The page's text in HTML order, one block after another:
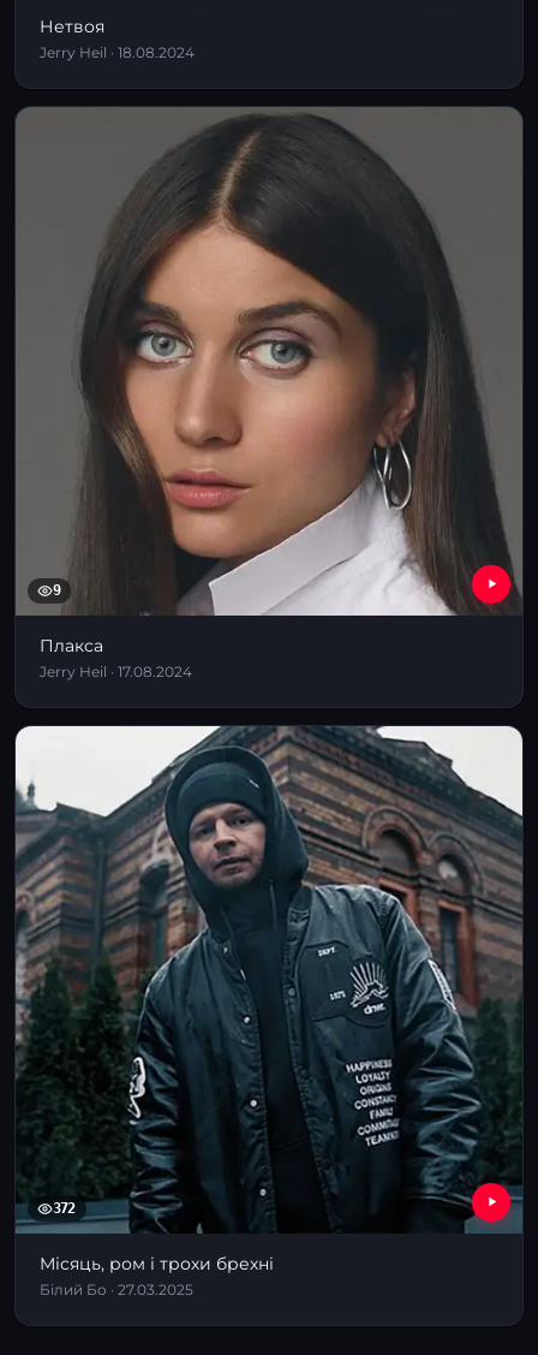
Нетвоя
Jerry Heil · 18.08.2024
9
Плакса
Jerry Heil · 17.08.2024
372
Місяць, ром і трохи брехні
Білий Бо · 27.03.2025